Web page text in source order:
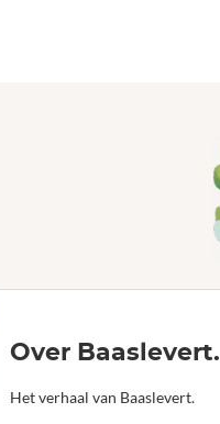
Over Baaslevert.
Het verhaal van Baaslevert.